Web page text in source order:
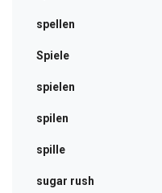
spellen
Spiele
spielen
spilen
spille
sugar rush